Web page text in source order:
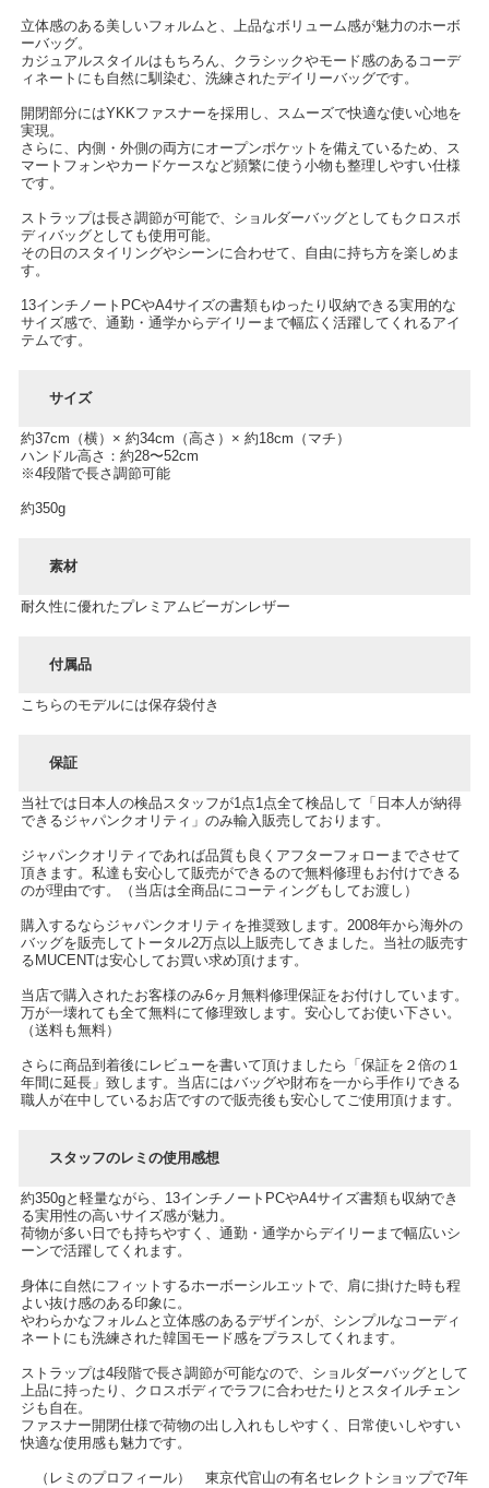
立体感のある美しいフォルムと、上品なボリューム感が魅力のホーボ
ーバッグ。
カジュアルスタイルはもちろん、クラシックやモード感のあるコーデ
ィネートにも自然に馴染む、洗練されたデイリーバッグです。
開閉部分にはYKKファスナーを採用し、スムーズで快適な使い心地を
実現。
さらに、内側・外側の両方にオープンポケットを備えているため、ス
マートフォンやカードケースなど頻繁に使う小物も整理しやすい仕様
です。
ストラップは長さ調節が可能で、ショルダーバッグとしてもクロスボ
ディバッグとしても使用可能。
その日のスタイリングやシーンに合わせて、自由に持ち方を楽しめま
す。
13インチノートPCやA4サイズの書類もゆったり収納できる実用的な
サイズ感で、通勤・通学からデイリーまで幅広く活躍してくれるアイ
テムです。
サイズ
約37cm（横）× 約34cm（高さ）× 約18cm（マチ）
ハンドル高さ：約28〜52cm
※4段階で長さ調節可能
約350g
素材
耐久性に優れたプレミアムビーガンレザー
付属品
こちらのモデルには保存袋付き
保証
当社では日本人の検品スタッフが1点1点全て検品して「日本人が納得
できるジャパンクオリティ」のみ輸入販売しております。
ジャパンクオリティであれば品質も良くアフターフォローまでさせて
頂きます。私達も安心して販売ができるので無料修理もお付けできる
のが理由です。（当店は全商品にコーティングもしてお渡し）
購入するならジャパンクオリティを推奨致します。2008年から海外の
バッグを販売してトータル2万点以上販売してきました。当社の販売す
るMUCENTは安心してお買い求め頂けます。
当店で購入されたお客様のみ6ヶ月無料修理保証をお付けしています。
万が一壊れても全て無料にて修理致します。安心してお使い下さい。
（送料も無料）
さらに商品到着後にレビューを書いて頂けましたら「保証を２倍の１
年間に延長」致します。当店にはバッグや財布を一から手作りできる
職人が在中しているお店ですので販売後も安心してご使用頂けます。
スタッフのレミの使用感想
約350gと軽量ながら、13インチノートPCやA4サイズ書類も収納でき
る実用性の高いサイズ感が魅力。
荷物が多い日でも持ちやすく、通勤・通学からデイリーまで幅広いシ
ーンで活躍してくれます。
身体に自然にフィットするホーボーシルエットで、肩に掛けた時も程
よい抜け感のある印象に。
やわらかなフォルムと立体感のあるデザインが、シンプルなコーディ
ネートにも洗練された韓国モード感をプラスしてくれます。
ストラップは4段階で長さ調節が可能なので、ショルダーバッグとして
上品に持ったり、クロスボディでラフに合わせたりとスタイルチェン
ジも自在。
ファスナー開閉仕様で荷物の出し入れもしやすく、日常使いしやすい
快適な使用感も魅力です。
（レミのプロフィール） 東京代官山の有名セレクトショップで7年